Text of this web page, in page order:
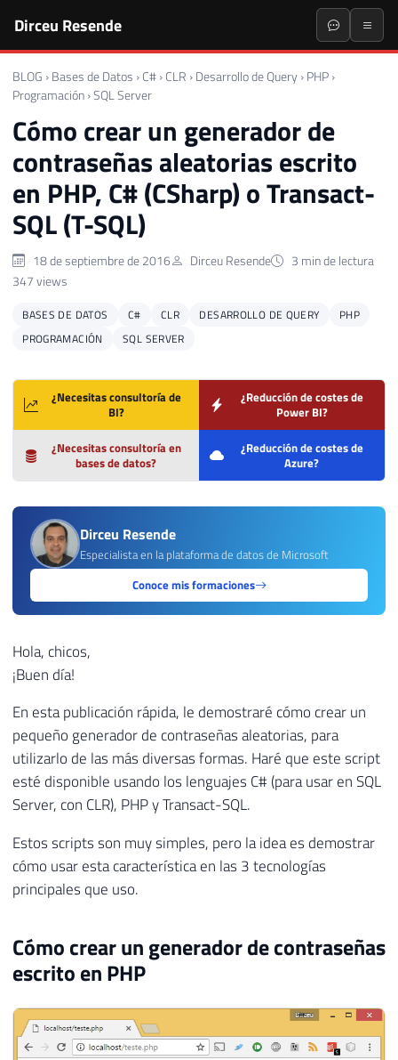
Dirceu Resende
BLOG › Bases de Datos › C# › CLR › Desarrollo de Query › PHP ›
Programación ›SQL Server
Cómo crear un generador de
contraseñas aleatorias escrito
en PHP, C# (CSharp) o Transact-
SQL (T-SQL)
18 de septiembre de 2016 Dirceu Resende
3 min de lectura
347 views
BASES DE DATOS C# CLR DESARROLLO DE QUERY
PHP
PROGRAMACIÓN
SQL SERVER
¿Necesitas consultoría de
BI?
¿Reducción de costes de
Power BI?
¿Necesitas consultoría en
bases de datos?
¿Reducción de costes de
Azure?
Dirceu Resende
Especialista en la plataforma de datos de Microsoft
Conoce mis formaciones
Hola, chicos,
¡Buen día!
En esta publicación rápida, le demostraré cómo crear un
pequeño generador de contraseñas aleatorias, para
utilizarlo de las más diversas formas. Haré que este script
esté disponible usando los lenguajes C# (para usar en SQL
Server, con CLR), PHP y Transact-SQL.
Estos scripts son muy simples, pero la idea es demostrar
cómo usar esta característica en las 3 tecnologías
principales que uso.
Cómo crear un generador de contraseñas
escrito en PHP